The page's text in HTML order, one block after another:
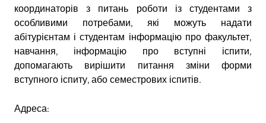
координаторів з питань роботи із студентами з
особливими потребами, які можуть надати
абітурієнтам і студентам інформацію про факультет,
навчання, інформацію про вступні іспити,
допомагають вирішити питання зміни форми
вступного іспиту, або семестрових іспитів.
Адреса: